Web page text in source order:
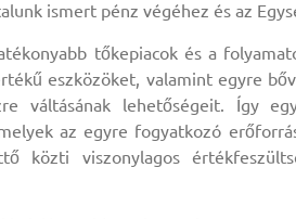
ismert pénz végéhez és az
tőkepiacok és a
eszközöket, valamint egyre
váltásának lehetőségeit. Így
az egyre fogyatkozó
közti viszonylagos